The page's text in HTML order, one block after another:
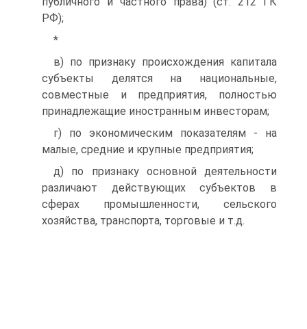
РФ);
*
в) по признаку происхождения капитала
субъекты делятся на национальные,
совместные и предприятия, полностью
принадлежащие иностранным инвесторам;
г) по экономическим показателям - на
малые, средние и крупные предприятия;
д) по признаку основной деятельности
различают действующих субъектов в
сферах промышленности, сельского
хозяйства, транспорта, торговые и т.д.